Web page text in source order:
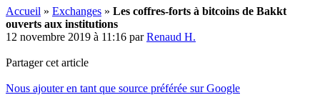
Accueil » Exchanges » Les coffres-forts à bitcoins de Bakkt
ouverts aux institutions
12 novembre 2019 à 11:16 parRenaud H.
Partager cet article
Nous ajouter en tant que source préférée sur Google